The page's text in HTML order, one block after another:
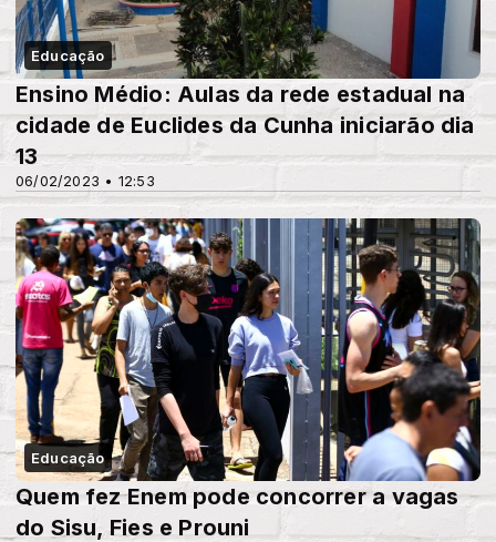
Educação
06/02/2023 • 12:53
Ensino Médio: Aulas da rede estadual na
cidade de Euclides da Cunha iniciarão dia
13
Educação
Quem fez Enem pode concorrer a vagas
do Sisu, Fies e Prouni